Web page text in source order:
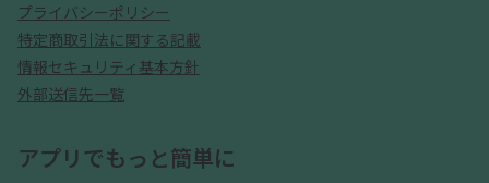
プライバシーポリシー
特定商取引法に関する記載
情報セキュリティ基本方針
外部送信先一覧
アプリでもっと簡単に